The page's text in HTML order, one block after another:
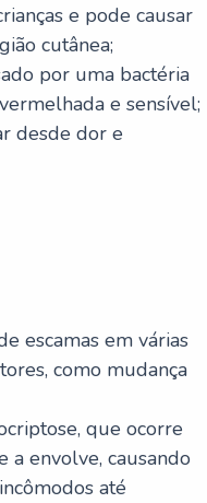
e pode causar
cutânea;
por uma bactéria
e sensível;
desde dor e
escamas em várias
como mudança
que ocorre
a envolve, causando
até